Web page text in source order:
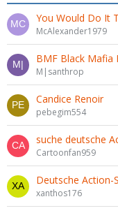
You Would Do It
McAlexander1979
BMF Black Mafia
M|santhrop
Candice Renoir
pebegim554
suche deutsche
Cartoonfan959
Deutsche Action-
xanthos176